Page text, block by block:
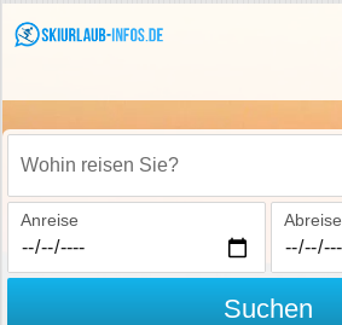
Wohin reisen Sie?
Anreise Abreise
Suchen